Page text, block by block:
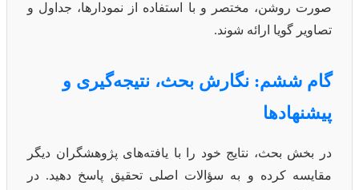
صورت روشن، مختصر و با استفاده از نمودارها، جداول و
تصاویر گویا ارائه شوند.
گام ششم: نگارش بحث، نتیجه‌گیری و
پیشنهادها
در بخش بحث، نتایج خود را با یافته‌های پژوهشگران دیگر
مقایسه کرده و به سؤالات اصلی تحقیق پاسخ دهید. در